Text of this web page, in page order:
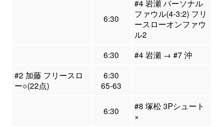
6:30
#4 岩瀬 パーソナル
ファウル(4-3:2) フリ
ースローオンファウ
ル2
6:30
#4 岩瀬 → #7 沖
#2 加藤 フリースロ
ー○(22点)
6:30
65-63
6:30
#8 塚松 3Pシュート
×